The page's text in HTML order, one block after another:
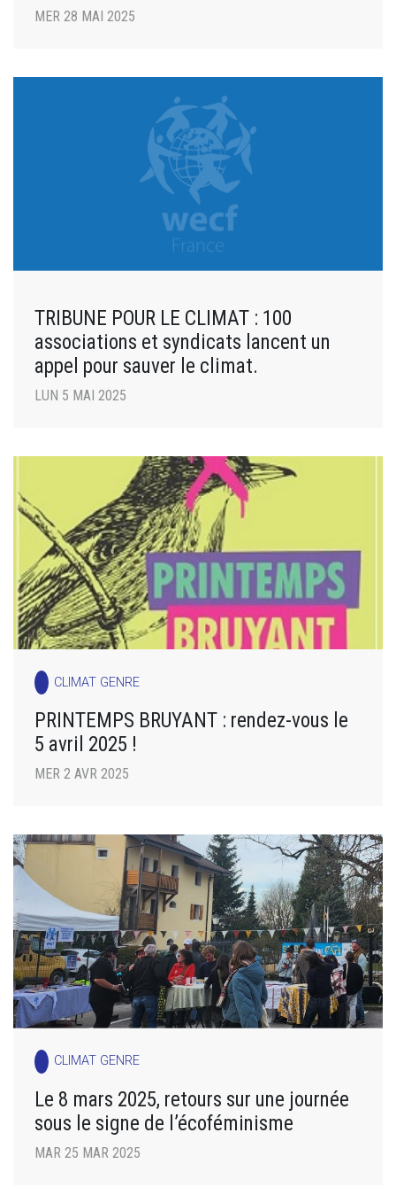
MER 28 MAI 2025
TRIBUNE POUR LE CLIMAT : 100
associations et syndicats lancent un
appel pour sauver le climat.
LUN 5 MAI 2025
CLIMAT GENRE
PRINTEMPS BRUYANT : rendez-vous le
5 avril 2025 !
MER 2 AVR 2025
CLIMAT GENRE
Le 8 mars 2025, retours sur une journée
sous le signe de l’écoféminisme
MAR 25 MAR 2025